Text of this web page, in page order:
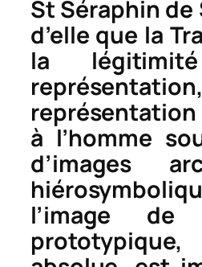
St Séraphin de
d’elle que la
la
représentation,
à l’homme
d’images
l’image